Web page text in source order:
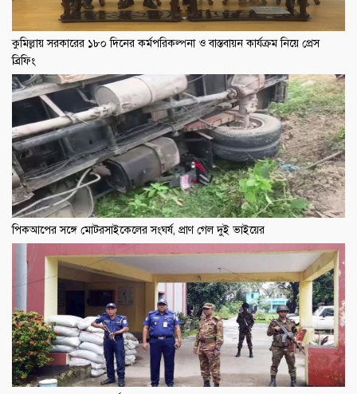
কুমিল্লায় সরকারের ১৮০ দিনের কর্মপরিকল্পনা ও বাস্তবায়ন কার্যক্রম নিয়ে প্রেস
ব্রিফিং
পিকআপের সঙ্গে মোটরসাইকেলের সংঘর্ষ, প্রাণ গেল দুই ভাইয়ের